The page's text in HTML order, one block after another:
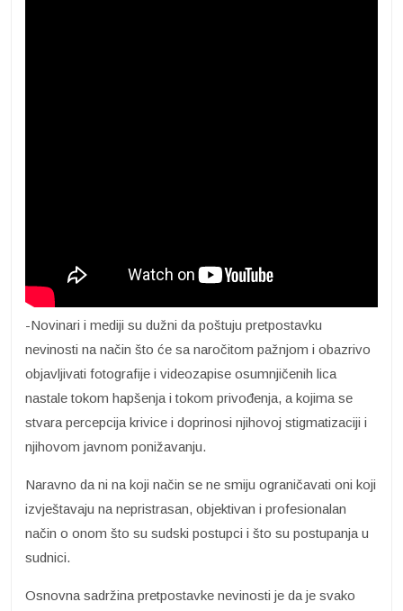
-Novinari i mediji su dužni da poštuju pretpostavku
nevinosti na način što će sa naročitom pažnjom i obazrivo
objavljivati fotografije i videozapise osumnjičenih lica
nastale tokom hapšenja i tokom privođenja, a kojima se
stvara percepcija krivice i doprinosi njihovoj stigmatizaciji i
njihovom javnom ponižavanju.
Naravno da ni na koji način se ne smiju ograničavati oni koji
izvještavaju na nepristrasan, objektivan i profesionalan
način o onom što su sudski postupci i što su postupanja u
sudnici.
Osnovna sadržina pretpostavke nevinosti je da je svako